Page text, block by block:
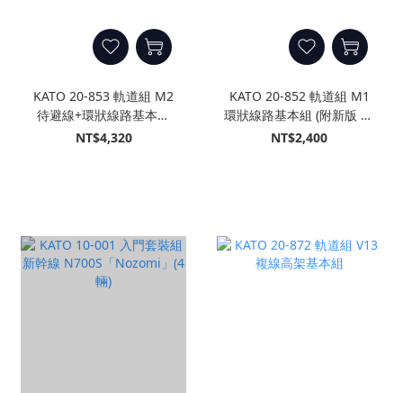
KATO 20-853 軌道組 M2
待避線+環狀線路基本組
(附新版SX控制器/常點燈功
NT$4,320
KATO 20-852 軌道組 M1
環狀線路基本組 (附新版 SX
控制器/常點燈功能)
NT$2,400